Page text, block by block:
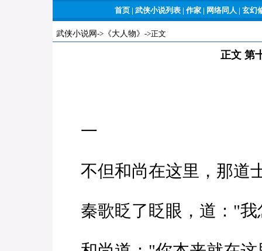
首页 | 武侠小说列表 | 作家 | 网络同人 | 玄幻
武侠小说网 -> 《大人物》 ->正文
正文 第
一
不但和尚在这里，那道
秦歌眨了眨眼，道："我